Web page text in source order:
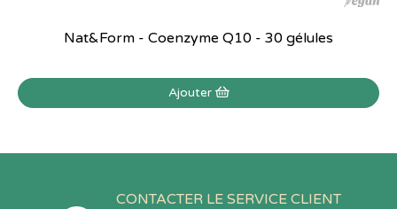
Nat&Form - Coenzyme Q10 - 30 gélules
Ajouter
CONTACTER LE SERVICE CLIENT